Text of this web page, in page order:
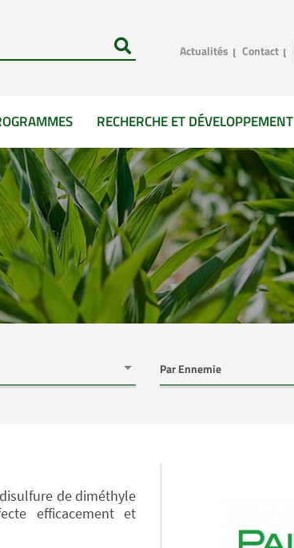
Actualités Contact
RECHERCHE ET DÉVELOPPEMENT
de diméthyle
efficacement et